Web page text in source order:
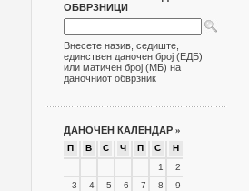
ОБВРЗНИЦИ
Внесете назив, седиште,
единствен даночен број (ЕДБ)
или матичен број (МБ) на
даночниот обврзник
ДАНОЧЕН КАЛЕНДАР »
П В С Ч П С
Н
1
2
3
4 5 6 7 8
9